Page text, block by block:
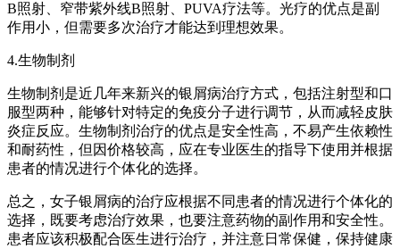
B照射、窄带紫外线B照射、PUVA疗法等。光疗的优点是副
作用小，但需要多次治疗才能达到理想效果。
4.生物制剂
生物制剂是近几年来新兴的银屑病治疗方式，包括注射型和口
服型两种，能够针对特定的免疫分子进行调节，从而减轻皮肤
炎症反应。生物制剂治疗的优点是安全性高，不易产生依赖性
和耐药性，但因价格较高，应在专业医生的指导下使用并根据
患者的情况进行个体化的选择。
总之，女子银屑病的治疗应根据不同患者的情况进行个体化的
选择，既要考虑治疗效果，也要注意药物的副作用和安全性。
患者应该积极配合医生进行治疗，并注意日常保健，保持健康